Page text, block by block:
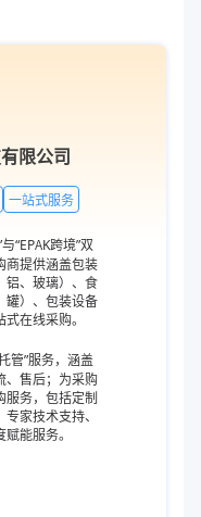
限公司
一站式服务
“EPAK跨境”双
商提供涵盖包装
铝、玻璃）、食
罐）、包装设备
在线采购。
管”服务，涵盖
、售后；为采购
服务，包括定制
家技术支持、
能服务。